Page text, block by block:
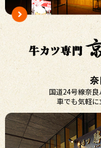
奈
国道24号線奈
車でも気軽